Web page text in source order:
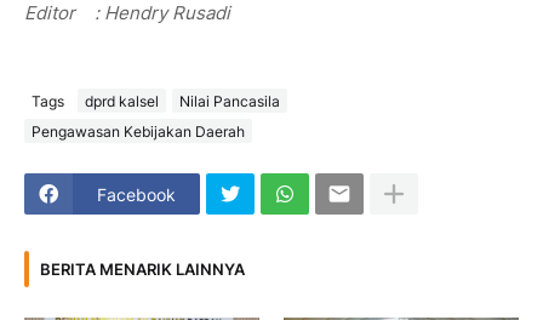
Editor: Hendry Rusadi
Tags dprd kalsel
Nilai Pancasila
Pengawasan Kebijakan Daerah
Facebook
BERITA MENARIK LAINNYA